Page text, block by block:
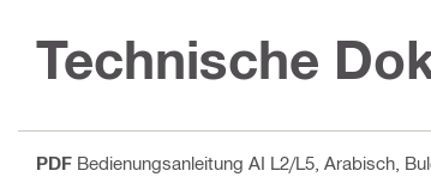
Technische
PDF Bedienungsanleitung AI L2/L5 , Arabisch,